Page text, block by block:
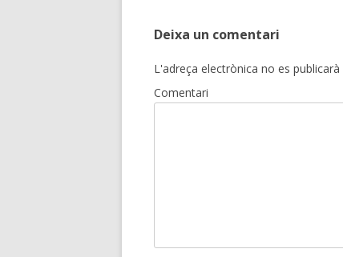
Deixa un comentari
L'adreça electrònica no es publicarà
Comentari